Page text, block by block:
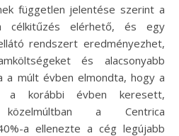
független jelentése szerint a
célkitűzés elérhető, és egy
rendszert eredményezhet,
és alacsonyabb
a múlt évben elmondta, hogy a
korábbi évben keresett,
közelmúltban a Centrica
a ellenezte a cég legújabb